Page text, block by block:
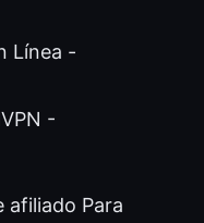
Línea -
-
afiliado Para